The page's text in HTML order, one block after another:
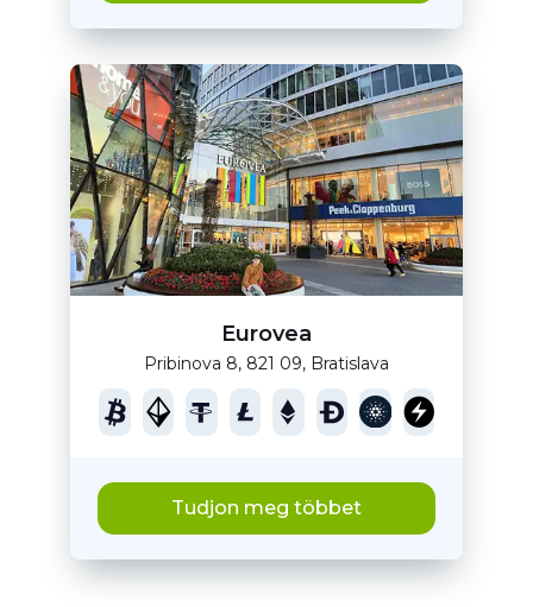
Eurovea
Pribinova 8, 821 09, Bratislava
Tudjon meg többet